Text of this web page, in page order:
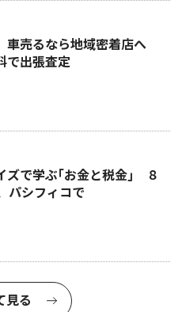
売るなら地域密着店へ
で出張査定
で学ぶ｢お金と税金｣ ８
パシフィコで
見る